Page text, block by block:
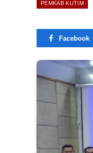
PEMKAB KUTIM
Facebook